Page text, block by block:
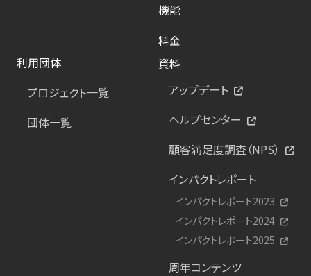
機能
料金
利用団体
プロジェクト一覧
団体一覧
資料
アップデート
ヘルプセンター
顧客満足度調査（NPS）
インパクトレポート
インパクトレポート2023
インパクトレポート2024
インパクトレポート2025
周年コンテンツ